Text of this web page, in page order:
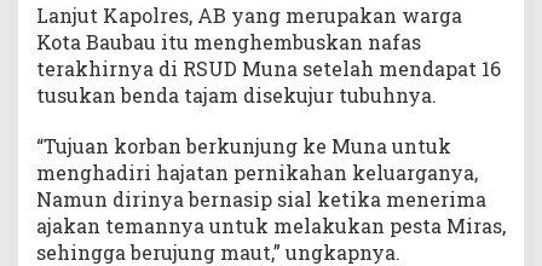
Lanjut Kapolres, AB yang merupakan warga
Kota Baubau itu menghembuskan nafas
terakhirnya di RSUD Muna setelah mendapat 16
tusukan benda tajam disekujur tubuhnya.
“Tujuan korban berkunjung ke Muna untuk
menghadiri hajatan pernikahan keluarganya,
Namun dirinya bernasip sial ketika menerima
ajakan temannya untuk melakukan pesta Miras,
sehingga berujung maut,” ungkapnya.